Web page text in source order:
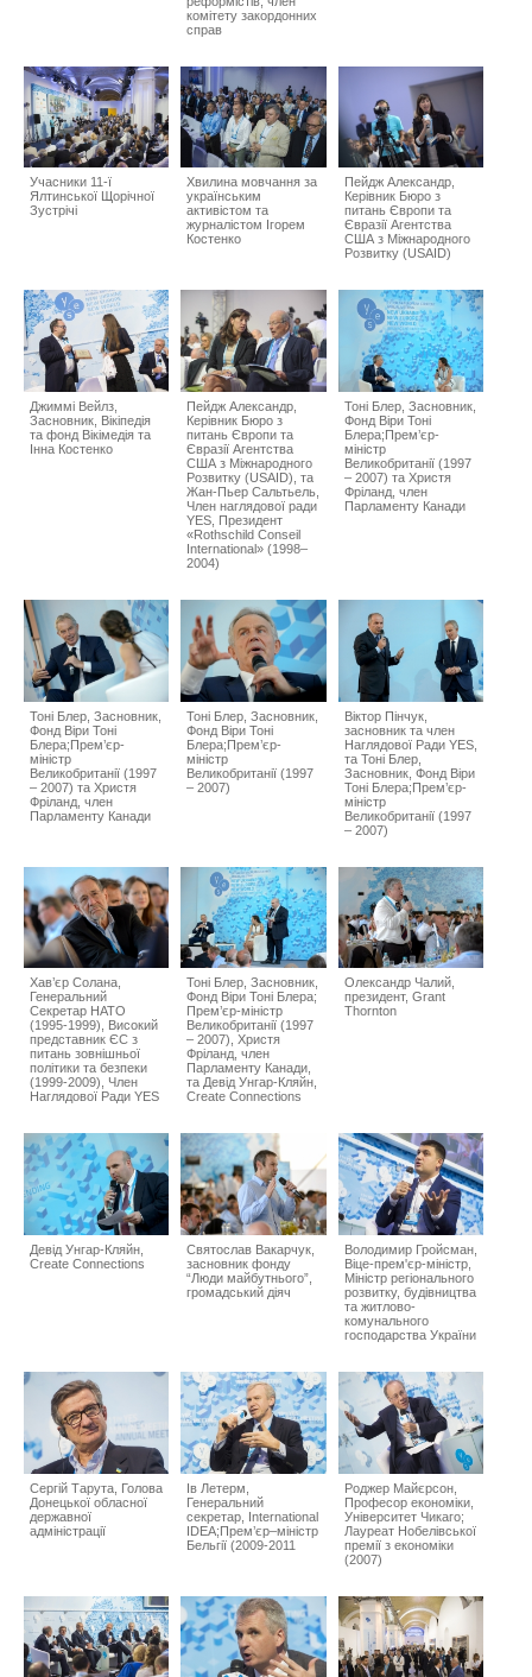
комітету закордонних
справ
Учасники 11-ї
Ялтинської Щорічної
Зустрічі
Хвилина мовчання за
українським
активістом та
журналістом Ігорем
Костенко
Пейдж Александр,
Керівник Бюро з
питань Європи та
Євразії Агентства
США з Міжнародного
Розвитку (USAID)
Джиммі Вейлз,
Засновник, Вікіпедія
та фонд Вікімедія та
Інна Костенко
Пейдж Александр,
Керівник Бюро з
питань Європи та
Євразії Агентства
США з Міжнародного
Розвитку (USAID), та
Жан-Пьер Сальтьель,
Член наглядової ради
YES, Президент
«Rothschild Сonseil
International» (1998–
2004)
Тоні Блер, Засновник,
Фонд Віри Тоні
Блера;Прем’єр-
міністр
Великобританії (1997
– 2007) та Христя
Фріланд, член
Парламенту Канади
Тоні Блер, Засновник,
Фонд Віри Тоні
Блера;Прем’єр-
міністр
Великобританії (1997
– 2007) та Христя
Фріланд, член
Парламенту Канади
Тоні Блер, Засновник,
Фонд Віри Тоні
Блера;Прем’єр-
міністр
Великобританії (1997
– 2007)
Віктор Пінчук,
засновник та член
Наглядової Ради YES,
та Тоні Блер,
Засновник, Фонд Віри
Тоні Блера;Прем’єр-
міністр
Великобританії (1997
– 2007)
Хав’єр Солана,
Генеральний
Секретар НАТО
(1995-1999), Високий
представник ЄС з
питань зовнішньої
політики та безпеки
(1999-2009), Член
Наглядової Ради YES
Тоні Блер, Засновник,
Фонд Віри Тоні Блера;
Прем’єр-міністр
Великобританії (1997
– 2007), Христя
Фріланд, член
Парламенту Канади,
та Девід Унгар-Кляйн,
Create Connections
Олександр Чалий,
президент, Grant
Thornton
Девід Унгар-Кляйн,
Create Connections
Святослав Вакарчук,
засновник фонду
“Люди майбутнього”,
громадський діяч
Володимир Гройсман,
Віце-прем'єр-міністр,
Міністр регіонального
розвитку, будівництва
та житлово-
комунального
господарства України
Сергій Тарута, Голова
Донецької обласної
державної
адміністрації
Ів Летерм,
Генеральний
секретар, International
IDEA;Прем’єр–міністр
Бельгії (2009-2011
Роджер Майєрсон,
Професор економіки,
Університет Чикаго;
Лауреат Нобелівської
премії з економіки
(2007)